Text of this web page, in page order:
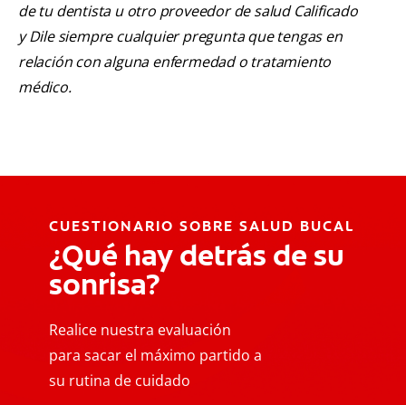
de tu dentista u otro proveedor de salud Calificado
y Dile siempre cualquier pregunta que tengas en
relación con alguna enfermedad o tratamiento
médico.
CUESTIONARIO SOBRE SALUD BUCAL
¿Qué hay detrás de su
sonrisa?
Realice nuestra evaluación
para sacar el máximo partido a
su rutina de cuidado